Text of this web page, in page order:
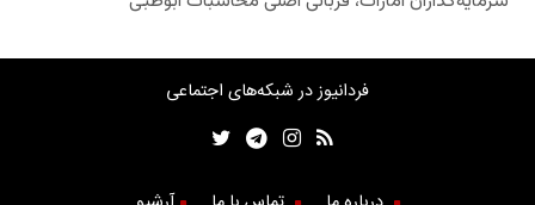
فردانیوز در شبکه‌های اجتماعی